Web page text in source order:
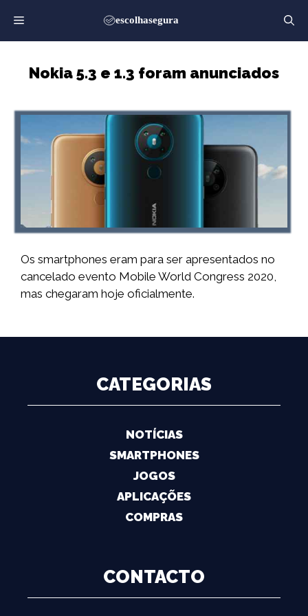
para
o
Nokia 5.3 e 1.3 foram anunciados
Os smartphones eram para ser apresentados no
cancelado evento Mobile World Congress 2020,
mas chegaram hoje oficialmente.
CATEGORIAS
NOTÍCIAS
SMARTPHONES
JOGOS
APLICAÇÕES
COMPRAS
CONTACTO